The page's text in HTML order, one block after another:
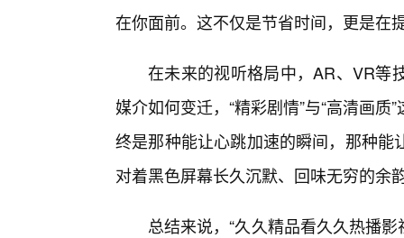
在你面前。这不仅是节省时间，更是在
在未来的视听格局中，AR、VR等
媒介如何变迁，“精彩剧情”与“高清画
终是那种能让心跳加速的瞬间，那种
对着黑色屏幕长久沉默、回味无穷的余
总结来说，“久久精品看久久热播